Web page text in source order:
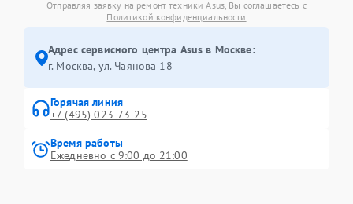
Отправляя заявку на ремонт техники Asus, Вы соглашаетесь с
Политикой конфиденциальности
Адрес сервисного центра Asus в Москве:
г. Москва, ул. Чаянова 18
Горячая линия
+7 (495) 023-73-25
Время работы
Ежедневно с 9:00 до 21:00